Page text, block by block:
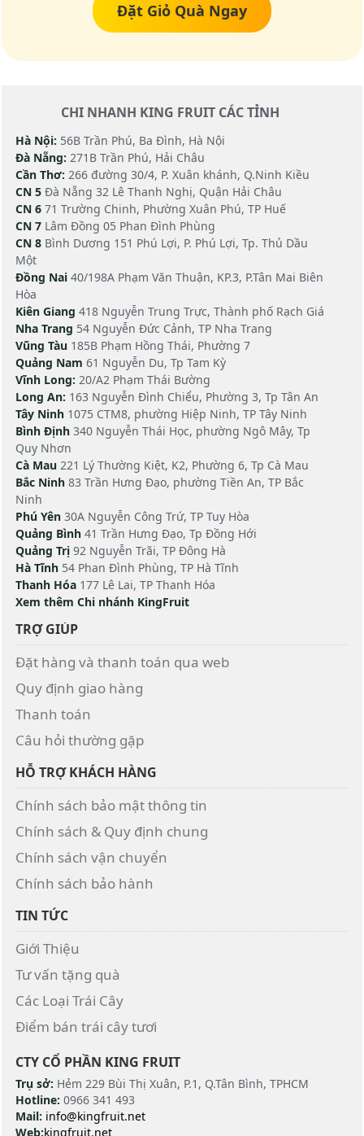
Đặt Giỏ Quà Ngay
CHI NHANH KING FRUIT CÁC TỈNH
Hà Nội: 56B Trần Phú, Ba Đình, Hà Nội
Đà Nẵng: 271B Trần Phú, Hải Châu
Cần Thơ: 266 đường 30/4, P. Xuân khánh, Q.Ninh Kiều
CN 5 Đà Nẵng 32 Lê Thanh Nghị, Quận Hải Châu
CN 6 71 Trường Chinh, Phường Xuân Phú, TP Huế
CN 7 Lâm Đồng 05 Phan Đình Phùng
CN 8 Bình Dương 151 Phú Lợi, P. Phú Lợi, Tp. Thủ Dầu
Một
Đồng Nai 40/198A Phạm Văn Thuận, KP.3, P.Tân Mai Biên
Hòa
Kiên Giang 418 Nguyễn Trung Trực, Thành phố Rạch Giá
Nha Trang 54 Nguyễn Đức Cảnh, TP Nha Trang
Vũng Tàu 185B Phạm Hồng Thái, Phường 7
Quảng Nam 61 Nguyễn Du, Tp Tam Kỳ
Vĩnh Long: 20/A2 Phạm Thái Bường
Long An: 163 Nguyễn Đình Chiểu, Phường 3, Tp Tân An
Tây Ninh 1075 CTM8, phường Hiệp Ninh, TP Tây Ninh
Bình Định 340 Nguyễn Thái Học, phường Ngô Mây, Tp
Quy Nhơn
Cà Mau 221 Lý Thường Kiệt, K2, Phường 6, Tp Cà Mau
Bắc Ninh 83 Trần Hưng Đạo, phường Tiền An, TP Bắc
Ninh
Phú Yên 30A Nguyễn Công Trứ, TP Tuy Hòa
Quảng Bình 41 Trần Hưng Đạo, Tp Đồng Hới
Quảng Trị 92 Nguyễn Trãi, TP Đông Hà
Hà Tĩnh 54 Phan Đình Phùng, TP Hà Tĩnh
Thanh Hóa 177 Lê Lai, TP Thanh Hóa
Xem thêm Chi nhánh KingFruit
TRỢ GIÚP
Đặt hàng và thanh toán qua web
Quy định giao hàng
Thanh toán
Câu hỏi thường gặp
HỖ TRỢ KHÁCH HÀNG
Chính sách bảo mật thông tin
Chính sách & Quy định chung
Chính sách vận chuyển
Chính sách bảo hành
TIN TỨC
Giới Thiệu
Tư vấn tặng quà
Các Loại Trái Cây
Điểm bán trái cây tươi
CTY CỔ PHẦN KING FRUIT
Trụ sở: Hẻm 229 Bùi Thị Xuân, P.1, Q.Tân Bình, TPHCM
Hotline: 0966 341 493
Mail: info@kingfruit.net
Web:kingfruit.net